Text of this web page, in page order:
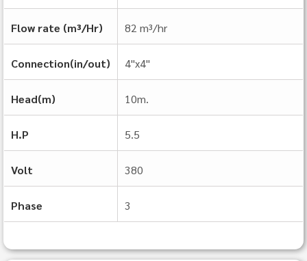
Flow rate (m³/Hr) 82 m³/hr
Connection(in/out) 4"x4"
Head(m) 10m.
H.P 5.5
Volt 380
Phase 3